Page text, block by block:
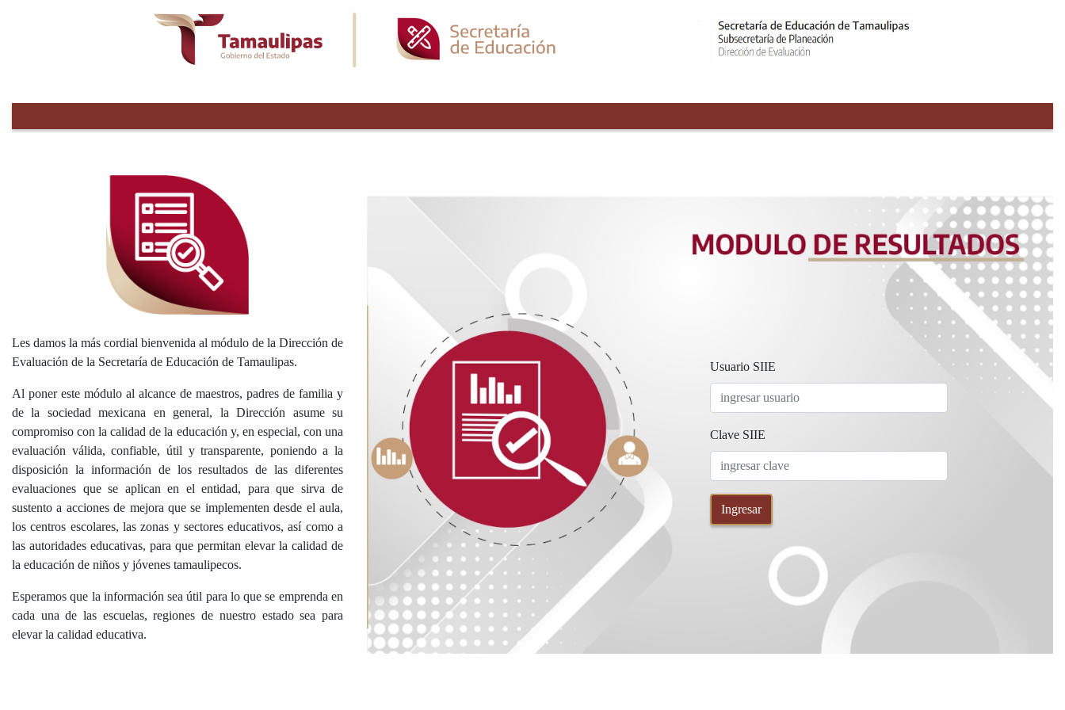
Les damos la más cordial bienvenida al módulo de la Dirección de
Evaluación de la Secretaría de Educación de Tamaulipas.
Al poner este módulo al alcance de maestros, padres de familia y
de la sociedad mexicana en general, la Dirección asume su
compromiso con la calidad de la educación y, en especial, con una
evaluación válida, confiable, útil y transparente, poniendo a la
disposición la información de los resultados de las diferentes
evaluaciones que se aplican en el entidad, para que sirva de
sustento a acciones de mejora que se implementen desde el aula,
los centros escolares, las zonas y sectores educativos, así como a
las autoridades educativas, para que permitan elevar la calidad de
la educación de niños y jóvenes tamaulipecos.
Esperamos que la información sea útil para lo que se emprenda en
cada una de las escuelas, regiones de nuestro estado sea para
elevar la calidad educativa.
Usuario SIIE
Clave SIIE
Ingresar